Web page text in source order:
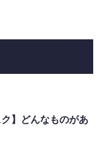
】どんなものがあ